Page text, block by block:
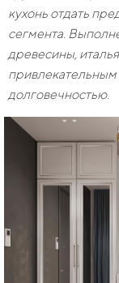
кухонь отдать
сегмента.
древесины,
долговечностью.